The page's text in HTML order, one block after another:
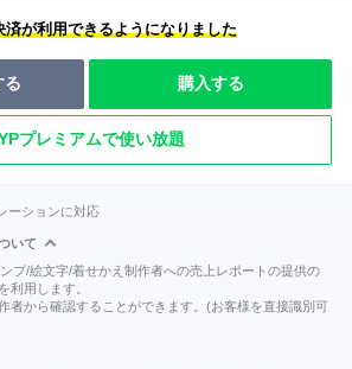
済が利用できるようになりました
る 購入する
プレミアムで使い放題
ーションに対応
いて
プ/絵文字/着せかえ制作者への売上レポートの提供の
利用します。
者から確認することができます。(お客様を直接識別可